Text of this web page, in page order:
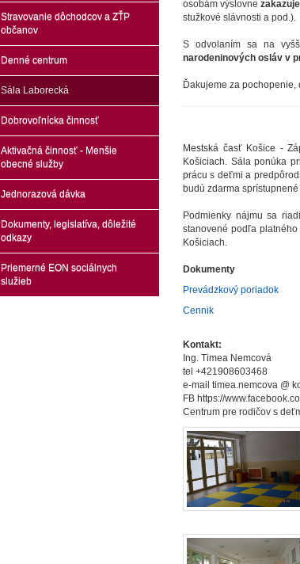
Stravovanie dôchodcov a ZŤP
občanov
Denné centrum
Sála Laborecká
Dobrovoľnícka činnosť
Aktivačná činnosť - Menšie
obecné služby
Jednorazová dávka
Dokumenty, legislatíva, dôležité
odkazy
Priemerné EON sociálnych
služieb
osobám výslovne
stužkové slávnosti a pod.).
S odvolaním sa na
narodeninových osláv v
Ďakujeme za
Mestská časť Košice -
Košiciach. Sála ponúka
prácu s deťmi a
budú zdarma
Podmienky nájmu sa
stanovené podľa
Košiciach.
Dokumenty
Prevádzkový poriadok
Cennik
Kontakt:
Ing. Timea Nemcová
tel +421908603468
e-mail timea.nemcova @
FB https://
Centrum pre rodičov s